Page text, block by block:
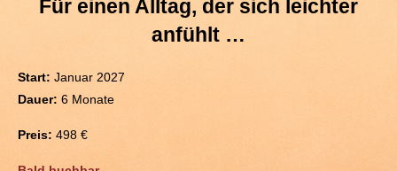
Für einen Alltag, der sich leichter
anfühlt …
Start: Januar 2027
Dauer: 6 Monate
Preis: 498 €